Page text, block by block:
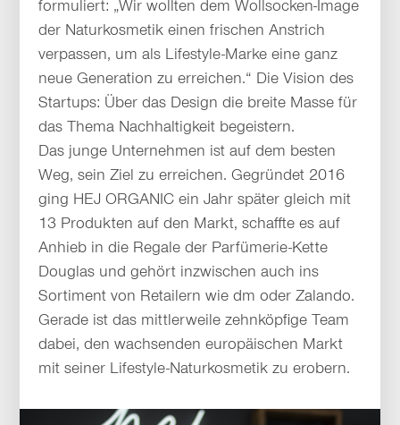
formuliert: „Wir wollten dem Wollsocken-Image
der Naturkosmetik einen frischen Anstrich
verpassen, um als Lifestyle-Marke eine ganz
neue Generation zu erreichen.“ Die Vision des
Startups: Über das Design die breite Masse für
das Thema Nachhaltigkeit begeistern.
Das junge Unternehmen ist auf dem besten
Weg, sein Ziel zu erreichen. Gegründet 2016
ging HEJ ORGANIC ein Jahr später gleich mit
13 Produkten auf den Markt, schaffte es auf
Anhieb in die Regale der Parfümerie-Kette
Douglas und gehört inzwischen auch ins
Sortiment von Retailern wie dm oder Zalando.
Gerade ist das mittlerweile zehnköpfige Team
dabei, den wachsenden europäischen Markt
mit seiner Lifestyle-Naturkosmetik zu erobern.